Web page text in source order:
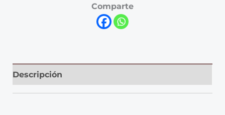
Comparte
Descripción